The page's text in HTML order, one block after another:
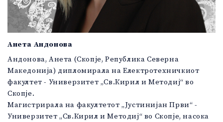
Анета Андонова
Андонова, Анета (Скопје, Република Северна
Македонија) дипломирала на Електротехничкиот
факултет - Универзитет „Св.Кирил и Методиј“ во
Скопје.
Магистрирала на факултетот „Јустинијан Први“ -
Универзитет „Св.Кирил и Методиј“ во Скопје, насока